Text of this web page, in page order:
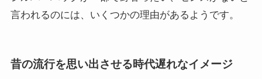
言われるのには、いくつかの理由があるようです。
昔の流行を思い出させる時代遅れなイメージ